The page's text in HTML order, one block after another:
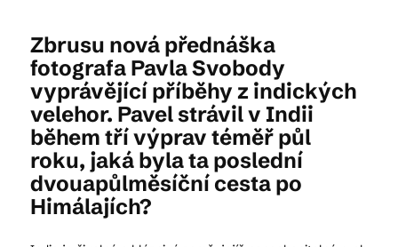
© 2026 Brána Jihlavy
Zbrusu nová přednáška
fotografa Pavla Svobody
vyprávějící příběhy z indických
velehor. Pavel strávil v Indii
během tří výprav téměř půl
roku, jaká byla ta poslední
dvouapůlměsíční cesta po
Himálajích?